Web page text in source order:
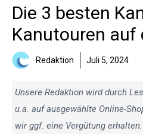
Die 3 besten
Kanutouren auf
Redaktion Juli 5, 2024
Unsere Redaktion wird durch
u.a. auf ausgewählte Online-
wir ggf. eine Vergütung erhalten.